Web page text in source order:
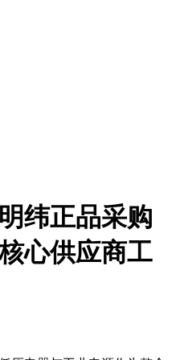
纬正品采购
心供应商工